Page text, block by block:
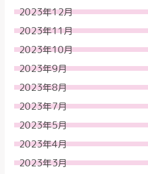
2023年12月
2023年11月
2023年10月
2023年9月
2023年8月
2023年7月
2023年5月
2023年4月
2023年3月